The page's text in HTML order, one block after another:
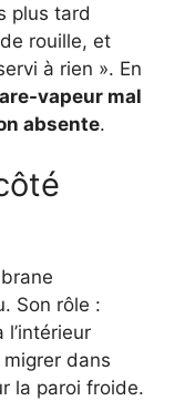
plus tard
rouille, et
à rien ». En
vapeur mal
absente.
Son rôle :
dans
la paroi froide.